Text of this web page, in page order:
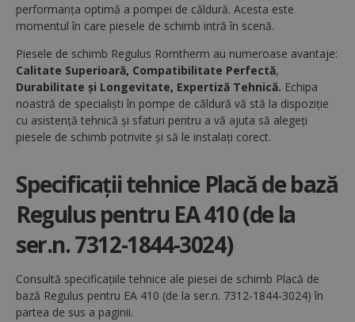
performanța optimă a pompei de căldură. Acesta este
momentul în care piesele de schimb intră în scenă.
Piesele de schimb Regulus Romtherm au numeroase avantaje:
Calitate Superioară, Compatibilitate Perfectă,
Durabilitate și Longevitate, Expertiză Tehnică. Echipa
noastră de specialiști în pompe de căldură vă stă la dispoziție
cu asistență tehnică și sfaturi pentru a vă ajuta să alegeți
piesele de schimb potrivite și să le instalați corect.
Specificații tehnice Placă de bază
Regulus pentru EA 410 (de la
ser.n. 7312-1844-3024)
Consultă specificațiile tehnice ale piesei de schimb Placă de
bază Regulus pentru EA 410 (de la ser.n. 7312-1844-3024) în
partea de sus a paginii.
Cookie-urile strict necesare permit
funcționalitatea principală a site-ului web, cum ar
fi autentificarea utilizatorului și gestionarea
cookie-uri strict necesare.
Nume
Furnizor / Domeniu
CookieScriptConsent
CookieScript
www.regulusromtherm.ro
VISITOR_PRIVACY_METADATA
YouTube